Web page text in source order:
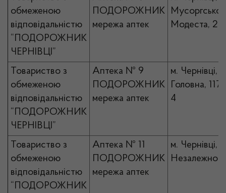
обмеженою
відповідальністю
“ПОДОРОЖНИК
ЧЕРНІВЦІ”
ПОДОРОЖНИК
мережа аптек
Модеста, 2
Товариство з
обмеженою
відповідальністю
“ПОДОРОЖНИК
ЧЕРНІВЦІ”
Аптека № 9
ПОДОРОЖНИК
мережа аптек
м. Чернівці,
Головна,
4
Товариство з
обмеженою
відповідальністю
“ПОДОРОЖНИК
Аптека № 11
ПОДОРОЖНИК
мережа аптек
м. Чернівці,